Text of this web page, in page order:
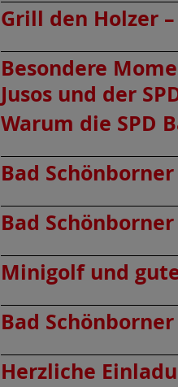
Grill den Holzer
Besondere
Jusos und der
Warum die SPD
Bad
Bad
Minigolf und
Bad
Herzliche